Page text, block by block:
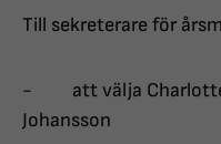
Till sekreterare för
- att välja Charlotte
Johansson